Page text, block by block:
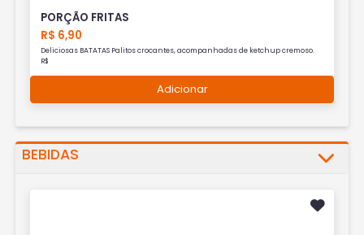
PORÇÃO FRITAS
R$ 6,90
Deliciosas BATATAS Palitos crocantes, acompanhadas de ketchup cremoso.
R$
Adicionar
BEBIDAS